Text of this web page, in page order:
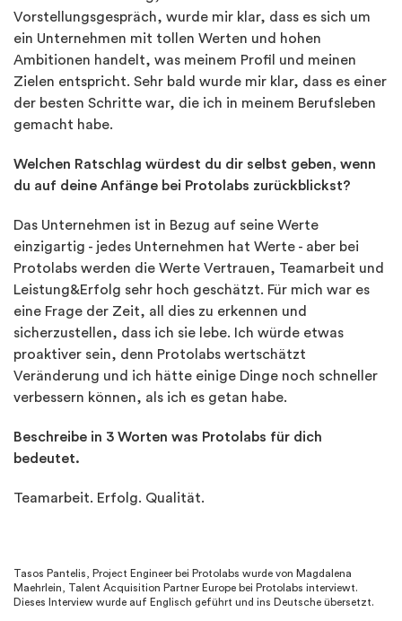
Vorstellungsgespräch, wurde mir klar, dass es sich um
ein Unternehmen mit tollen Werten und hohen
Ambitionen handelt, was meinem Profil und meinen
Zielen entspricht. Sehr bald wurde mir klar, dass es einer
der besten Schritte war, die ich in meinem Berufsleben
gemacht habe.
Welchen Ratschlag würdest du dir selbst geben, wenn
du auf deine Anfänge bei Protolabs zurückblickst?
Das Unternehmen ist in Bezug auf seine Werte
einzigartig - jedes Unternehmen hat Werte - aber bei
Protolabs werden die Werte Vertrauen, Teamarbeit und
Leistung&Erfolg sehr hoch geschätzt. Für mich war es
eine Frage der Zeit, all dies zu erkennen und
sicherzustellen, dass ich sie lebe. Ich würde etwas
proaktiver sein, denn Protolabs wertschätzt
Veränderung und ich hätte einige Dinge noch schneller
verbessern können, als ich es getan habe.
Beschreibe in 3 Worten was Protolabs für dich
bedeutet.
Teamarbeit. Erfolg. Qualität.
Tasos Pantelis, Project Engineer bei Protolabs wurde von Magdalena
Maehrlein, Talent Acquisition Partner Europe bei Protolabs interviewt.
Dieses Interview wurde auf Englisch geführt und ins Deutsche übersetzt.